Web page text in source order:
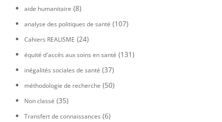
aide humanitaire (8)
analyse des politiques de santé (107)
Cahiers REALISME (24)
équité d'accès aux soins en santé (131)
inégalités sociales de santé (37)
méthodologie de recherche (50)
Non classé (35)
Transfert de connaissances (6)